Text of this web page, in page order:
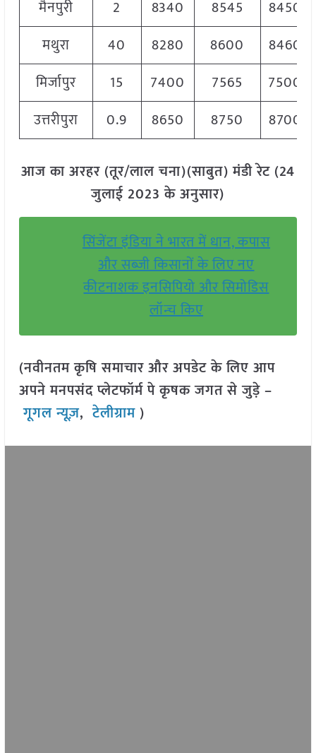
मैनपुरी
2 8340 8545
8450
मथुरा
40 8280 8600
8460
मिर्जापुर
15 7400 7565
7500
उत्तरीपुरा
0.9 8650 8750 8700
आज का अरहर (तूर/लाल चना)(साबुत) मंडी रेट (24
जुलाई 2023 के अनुसार)
सिंजेंटा इंडिया ने भारत में धान, कपास
और सब्जी किसानों के लिए नए
कीटनाशक इनसिपियो और सिमोडिस
लॉन्च किए
(नवीनतम कृषि समाचार और अपडेट के लिए आप
अपने मनपसंद प्लेटफॉर्म पे कृषक जगत से जुड़े –
गूगल न्यूज़,टेलीग्राम )